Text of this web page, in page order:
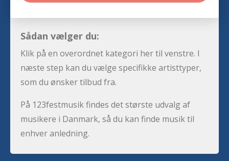
Sådan vælger du:
Klik på en overordnet kategori her til venstre. I
næste step kan du vælge specifikke artisttyper,
som du ønsker tilbud fra.
På 123festmusik findes det største udvalg af
musikere i Danmark, så du kan finde musik til
enhver anledning.